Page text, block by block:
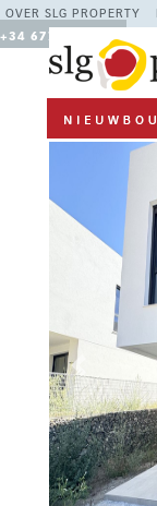
OVER SLG PROPERTY
+34 677 670 480
Previous